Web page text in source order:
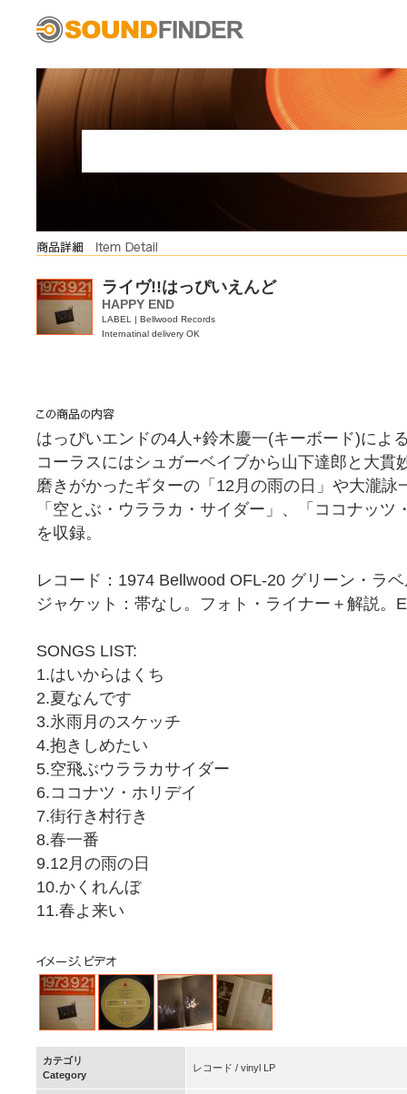
ライヴ!!はっぴいえんど
HAPPY END
LABEL | Bellwood Records
Internatinal delivery OK
はっぴいエンドの4人+鈴木慶一(キーボード)によ
コーラスにはシュガーベイブから山下達郎と大貫
磨きがかったギターの「12月の雨の日」や大瀧詠
「空とぶ・ウララカ・サイダー」、「ココナッ
を収録。
レコード：1974 Bellwood OFL-20 グリーン・ラ
ジャケット：帯なし。フォト・ライナー＋解説。
SONGS LIST:
1.はいからはくち
2.夏なんです
3.氷雨月のスケッチ
4.抱きしめたい
5.空飛ぶウララカサイダー
6.ココナツ・ホリデイ
7.街行き村行き
8.春一番
9.12月の雨の日
10.かくれんぼ
11.春よ来い
カテゴリ
Category
レコード / vinyl LP